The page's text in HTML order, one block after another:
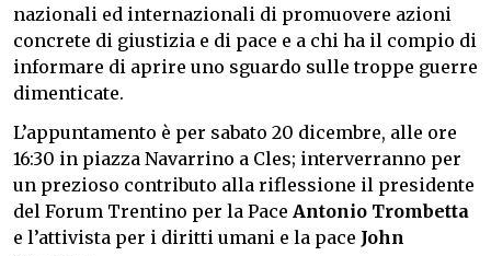
nazionali ed internazionali di promuovere azioni
concrete di giustizia e di pace e a chi ha il compio di
informare di aprire uno sguardo sulle troppe guerre
dimenticate.
L’appuntamento è per sabato 20 dicembre, alle ore
16:30 in piazza Navarrino a Cles; interverranno per
un prezioso contributo alla riflessione il presidente
del Forum Trentino per la Pace Antonio Trombetta
e l’attivista per i diritti umani e la pace John